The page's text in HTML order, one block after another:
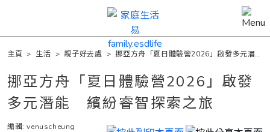
主頁 > 生活 >親子好去處 >挪亞方舟「夏日體驗營2026」啟發多元潛
挪亞方舟「夏日體驗營2026」啟發
多元潛能 繽紛睿智探索之旅
編輯: venuscheung